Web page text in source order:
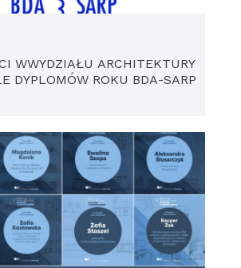
WWYDZIAŁU ARCHITEKTURY
DYPLOMÓW ROKU BDA-SARP